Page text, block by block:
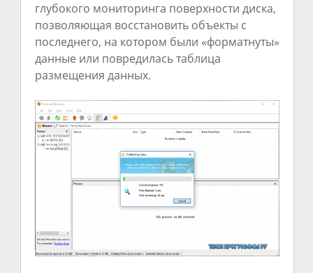
глубокого мониторинга поверхности диска,
позволяющая восстановить объекты с
последнего, на котором были «форматнуты»
данные или повредилась таблица
размещения данных.